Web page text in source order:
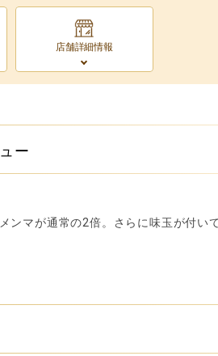
店舗詳細情報
ー
ンマが通常の2倍。さらに味玉が付い